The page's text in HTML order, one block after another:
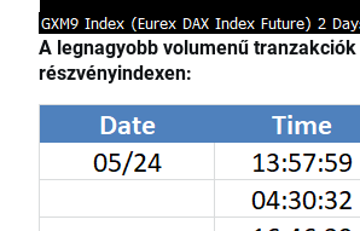
A legnagyobb volumenű tranzakciók
részvényindexen:​​​​​​​​​​​​​​​​​​​​​​​​​​​​​​​​​​​​​​​​​​